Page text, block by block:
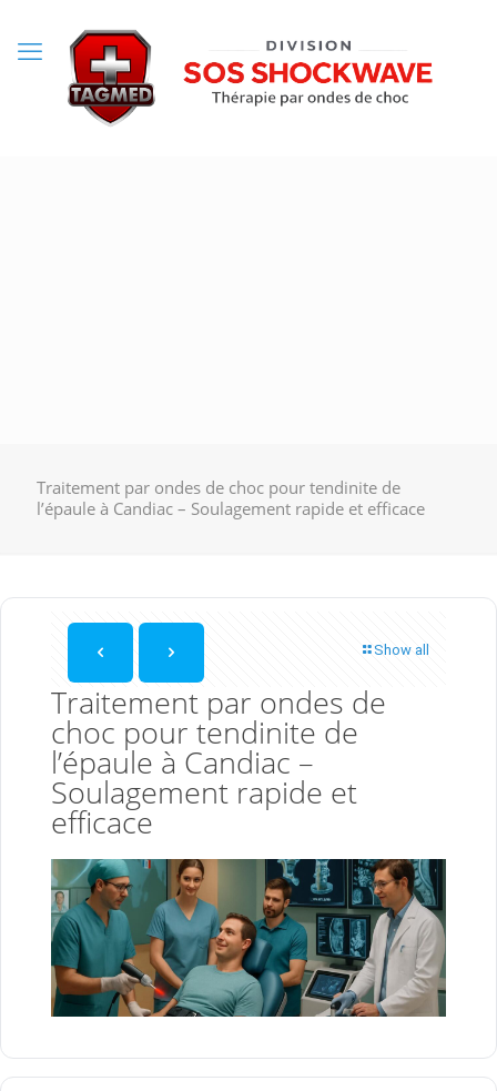
Traitement par ondes de choc pour tendinite de
l’épaule à Candiac – Soulagement rapide et efficace
Show all
Traitement par ondes de
choc pour tendinite de
l’épaule à Candiac –
Soulagement rapide et
efficace